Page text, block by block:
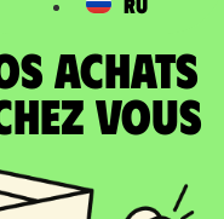
ACHATS
chez vous